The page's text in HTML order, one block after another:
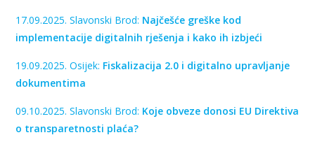
17.09.2025. Slavonski Brod: Najčešće greške kod
implementacije digitalnih rješenja i kako ih izbjeći
19.09.2025. Osijek: Fiskalizacija 2.0 i digitalno upravljanje
dokumentima
09.10.2025. Slavonski Brod: Koje obveze donosi EU Direktiva
o transparetnosti plaća?